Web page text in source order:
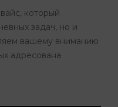
который
задач, но и
вашему вниманию
адресована